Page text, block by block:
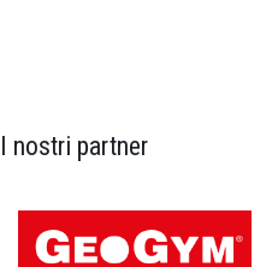
I nostri partner